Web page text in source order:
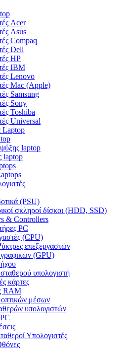
Acer
Asus
Compaq
Dell
HP
IBM
Lenovo
Mac (Apple)
Samsung
Sony
Toshiba
Universal
Laptop
laptop
laptop
(PSU)
σκληροί δίσκοι (HDD, SSD)
& Controllers
PC
(CPU)
επεξεργαστών
(GPU)
υπολογιστή
κάρτες
RAM
μέσων
υπολογιστών
Υπολογιστές